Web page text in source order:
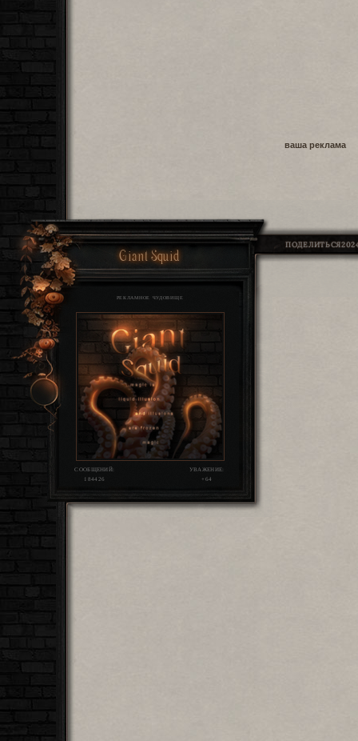
ваша реклама
ПОДЕЛИТЬСЯ
Giant Squid
РЕКЛАМНОЕ ЧУДОВИЩЕ
СООБЩЕНИЙ:
184426
УВАЖЕНИЕ:
+64